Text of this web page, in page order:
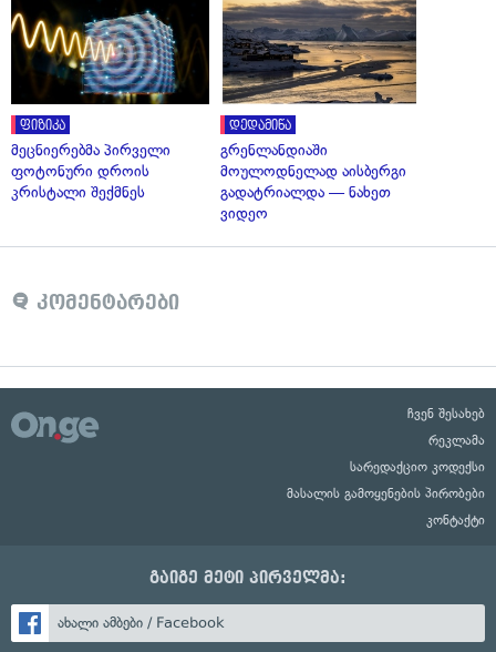
ფიზიკა
მეცნიერებმა პირველი
ფოტონური დროის
კრისტალი შექმნეს
დედამიწა
გრენლანდიაში
მოულოდნელად აისბერგი
გადატრიალდა — ნახეთ
ვიდეო
კომენტარები
ჩვენ შესახებ
რეკლამა
სარედაქციო კოდექსი
მასალის გამოყენების პირობები
კონტაქტი
გაიგე მეტი პირველმა:
ახალი ამბები / Facebook